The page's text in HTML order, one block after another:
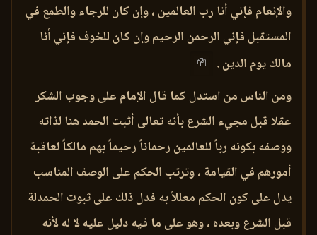
والإنعام فإني أنا رب العالمين ، وإن كان للرجاء والطمع في
المستقبل فإني الرحمن الرحيم وإن كان للخوف فإني أنا
مالك يوم الدين .
ومن الناس من استدل كما قال الإمام على وجوب الشكر
عقلا قبل مجيء الشرع بأنه تعالى أثبت الحمد هنا لذاته
ووصفه بكونه رباً للعالمين رحماناً رحيماً بهم مالكاً لعاقبة
أمورهم في القيامة ، وترتب الحكم على الوصف المناسب
يدل على كون الحكم معللاً به فدل ذلك على ثبوت الحمدلة
قبل الشرع وبعده ، وهو على ما فيه دليل عليه لا له لأنه